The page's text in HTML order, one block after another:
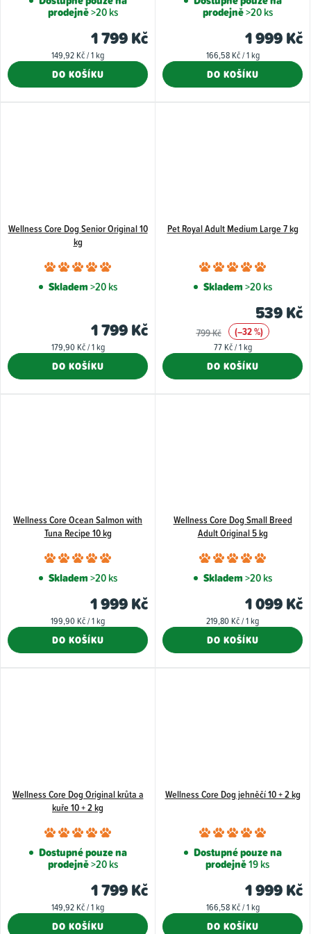
produktu
je
5,0
z
prodejně>20 ks
1 799 Kč
Měrná
149,92 Kč / 1 kg
DO KOŠÍKU
prodejně>20 ks
1 999 Kč
Měrná
166,58 Kč / 1 kg
DO KOŠÍKU
Wellness Core Dog Senior Original 10
kg
Průměrné
hodnocení
5,0
z
hvězdiček.
Skladem>20 ks
1 799 Kč
Měrná
179,90 Kč / 1 kg
DO KOŠÍKU
Pet Royal Adult Medium Large 7 kg
je
5,0
z
Skladem>20 ks
539 Kč
799 Kč (–32 %)
Měrná
77 Kč / 1 kg
DO KOŠÍKU
Wellness Core Ocean Salmon with
Tuna Recipe 10 kg
Průměrné
hodnocení
je
5,0
Skladem>20 ks
1 999 Kč
Měrná
199,90 Kč / 1 kg
DO KOŠÍKU
Wellness Core Dog Small Breed
Adult Original 5 kg
je
5,0
Skladem>20 ks
1 099 Kč
Měrná
219,80 Kč / 1 kg
DO KOŠÍKU
Wellness Core Dog Original krůta a
kuře 10 + 2 kg
Průměrné
hodnocení
produktu
je
5,0
z
Dostupné pouze na
prodejně>20 ks
1 799 Kč
Měrná
149,92 Kč / 1 kg
DO KOŠÍKU
Wellness Core Dog jehněčí 10 + 2 kg
je
5,0
z
Dostupné pouze na
prodejně19 ks
1 999 Kč
Měrná
166,58 Kč / 1 kg
DO KOŠÍKU